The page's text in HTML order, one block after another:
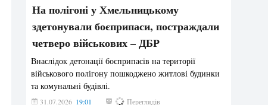
На полігоні у Хмельницькому
здетонували боєприпаси, постраждали
четверо військових – ДБР
Внаслідок детонації боєприпасів на території
військового полігону пошкоджено житлові будинки
та комунальні будівлі.
31.07.2026 19:01 185 Переглядів